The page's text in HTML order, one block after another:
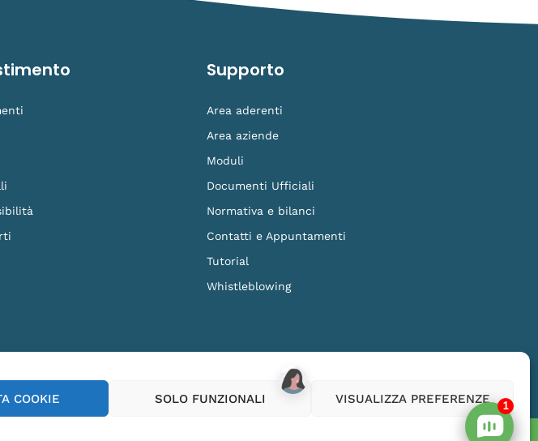
COOKIE SOLO FUNZIONALI VISUALIZZA PREFERENZE
Supporto
Area aderenti
Area aziende
Moduli
Documenti Ufficiali
Normativa e bilanci
Contatti e Appuntamenti
Tutorial
Whistleblowing
1